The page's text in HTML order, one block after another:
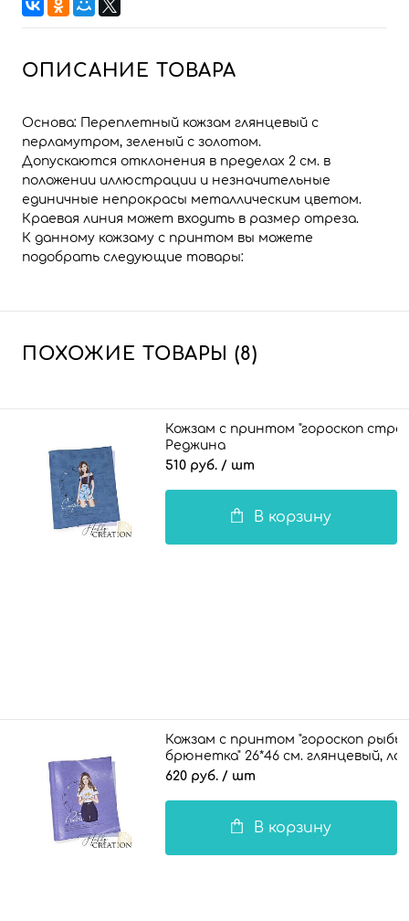
ОПИСАНИЕ ТОВАРА
Основа: Переплетный кожзам глянцевый с
перламутром, зеленый с золотом.
Допускаются отклонения в пределах 2 см. в
положении иллюстрации и незначительные
единичные непрокрасы металлическим цветом.
Краевая линия может входить в размер отреза.
К данному кожзаму с принтом вы можете
подобрать следующие товары:
ПОХОЖИЕ ТОВАРЫ (8)
Кожзам с принтом "гороскоп
Реджина
брюнетка" 26*46 см. тиснение
510 руб. / шт
В корзину
Кожзам с принтом "гороскоп рыбы
брюнетка" 26*46 см. глянцевый,
620 руб. / шт
В корзину